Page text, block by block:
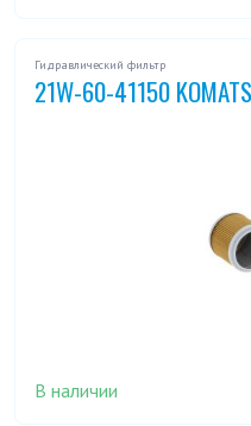
Гидравлический фильтр
21W-60-41150
В наличии